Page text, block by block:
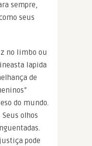
sempre,
seus
no limbo ou
lapida
de
do mundo.
olhos
pode